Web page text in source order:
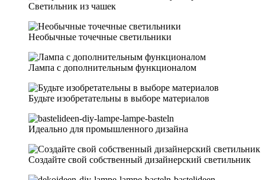
Светильник из чашек
Необычные точечные светильники
Лампа с дополнительным функционалом
Будьте изобретательны в выборе материалов
Идеально для промышленного дизайна
Создайте свой собственный дизайнерский светильник